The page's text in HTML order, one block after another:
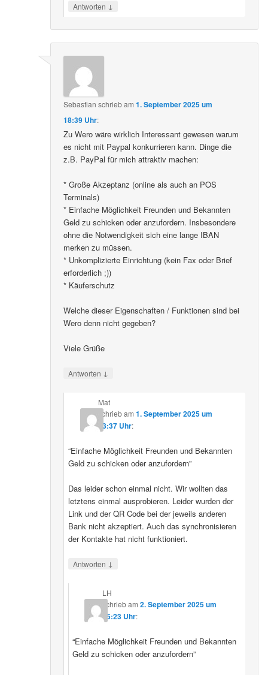
Antworten ↓
Sebastian schriebam1. September 2025 um
18:39 Uhr:
Zu Wero wäre wirklich Interessant gewesen warum
es nicht mit Paypal konkurrieren kann. Dinge die
z.B. PayPal für mich attraktiv machen:
* Große Akzeptanz (online als auch an POS
Terminals)
* Einfache Möglichkeit Freunden und Bekannten
Geld zu schicken oder anzufordern. Insbesondere
ohne die Notwendigkeit sich eine lange IBAN
merken zu müssen.
* Unkomplizierte Einrichtung (kein Fax oder Brief
erforderlich ;))
* Käuferschutz
Welche dieser Eigenschaften / Funktionen sind bei
Wero denn nicht gegeben?
Viele Grüße
Antworten ↓
Mat
schriebam 1. September 2025 um
23:37 Uhr:
“Einfache Möglichkeit Freunden und Bekannten
Geld zu schicken oder anzufordern”
Das leider schon einmal nicht. Wir wollten das
letztens einmal ausprobieren. Leider wurden der
Link und der QR Code bei der jeweils anderen
Bank nicht akzeptiert. Auch das synchronisieren
der Kontakte hat nicht funktioniert.
Antworten ↓
LH
schriebam2. September 2025 um
15:23 Uhr:
“Einfache Möglichkeit Freunden und Bekannten
Geld zu schicken oder anzufordern”